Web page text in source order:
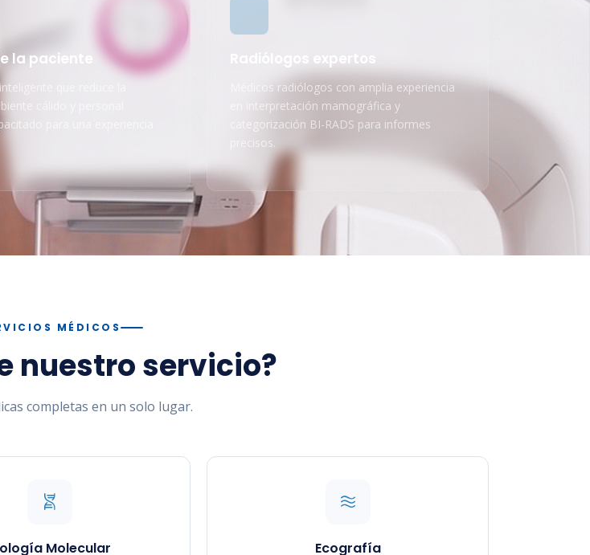
la paciente
que reduce la
cálido y personal
para una experiencia
Radiólogos expertos
Médicos radiólogos con amplia experiencia
en interpretación mamográfica y
categorización BI-RADS para informes
precisos.
MÉDICOS
nuestro servicio?
completas en un solo lugar.
Molecular Ecografía